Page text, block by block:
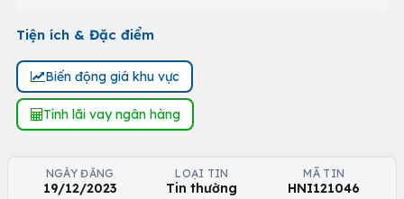
Tiện ích & Đặc điểm
Biến động giá khu vực
Tính lãi vay ngân hàng
NGÀY ĐĂNG
19/12/2023
LOẠI TIN
Tin thường
MÃ TIN
HNI121046